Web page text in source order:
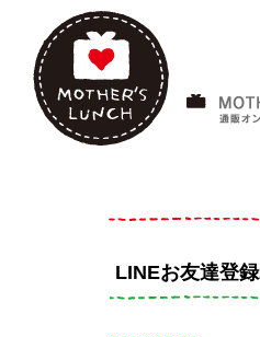
LINEお友達登